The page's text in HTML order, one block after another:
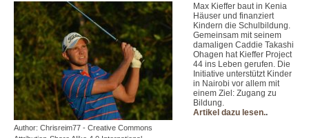
Author: Chrisreim77 - Creative Commons
Max Kieffer baut in Kenia
Häuser und finanziert
Kindern die Schulbildung.
Gemeinsam mit seinem
damaligen Caddie Takashi
Ohagen hat Kieffer Project
44 ins Leben gerufen. Die
Initiative unterstützt Kinder
in Nairobi vor allem mit
einem Ziel: Zugang zu
Bildung.
Artikel dazu lesen..